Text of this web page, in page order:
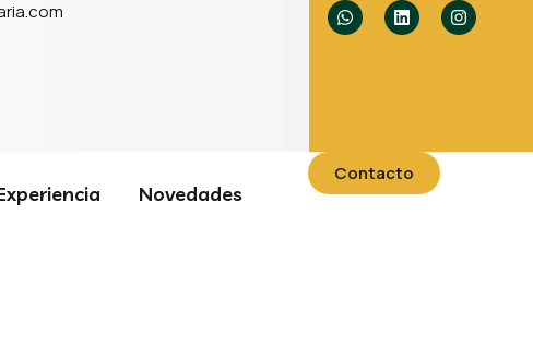
Novedades
Contacto